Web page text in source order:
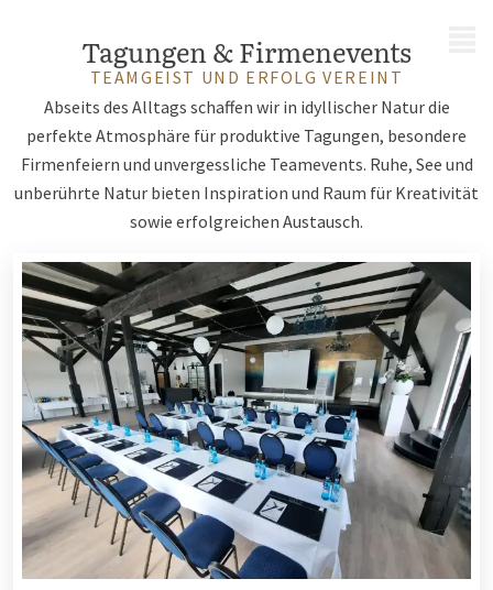
Tagungen & Firmenevents
TEAMGEIST UND ERFOLG VEREINT
Abseits des Alltags schaffen wir in idyllischer Natur die
perfekte Atmosphäre für produktive Tagungen, besondere
Firmenfeiern und unvergessliche Teamevents. Ruhe, See und
unberührte Natur bieten Inspiration und Raum für Kreativität
sowie erfolgreichen Austausch.